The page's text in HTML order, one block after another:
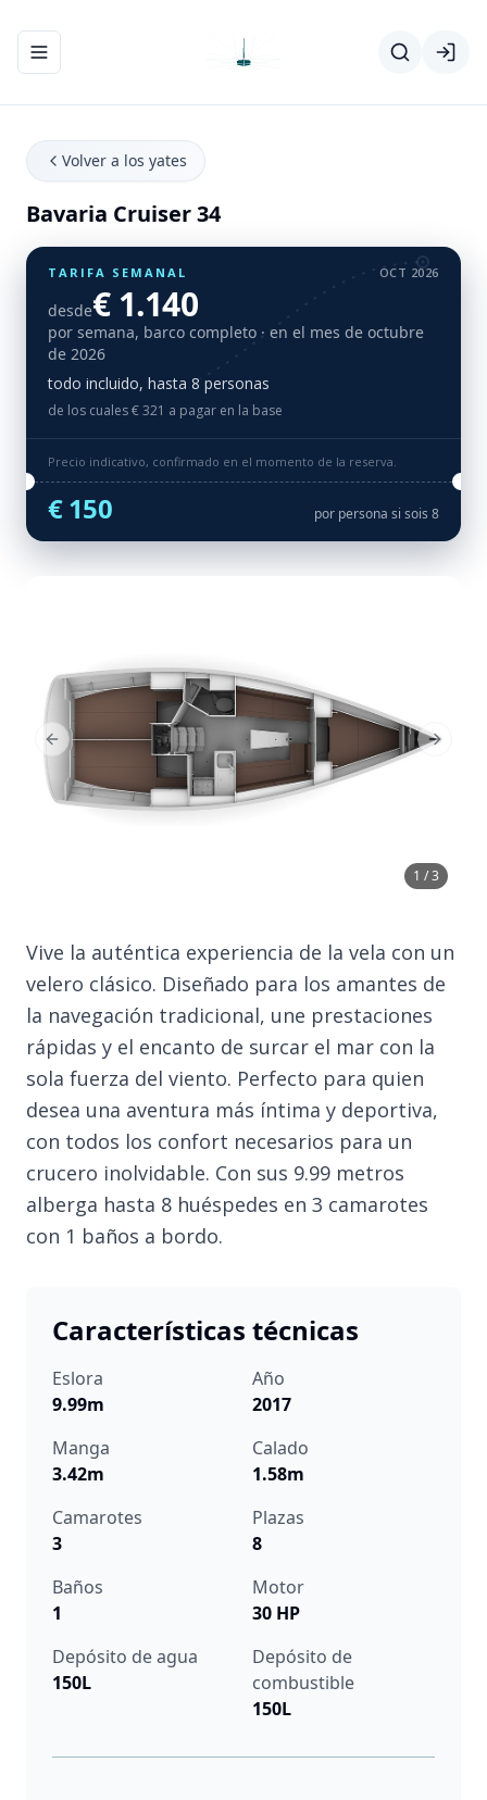
Abrir/cerrar el menú de navegación
Volver a los yates
Bavaria Cruiser 34
TARIFA SEMANAL OCT 2026
desde€ 1.140
por semana, barco completo · en el mes de octubre
de 2026
todo incluido, hasta 8 personas
de los cuales € 321 a pagar en la base
Precio indicativo, confirmado en el momento de la reserva.
€ 150 por persona si sois 8
1 / 3
Previous Slide Next
Vive la auténtica experiencia de la vela con un
velero clásico. Diseñado para los amantes de
la navegación tradicional, une prestaciones
rápidas y el encanto de surcar el mar con la
sola fuerza del viento. Perfecto para quien
desea una aventura más íntima y deportiva,
con todos los confort necesarios para un
crucero inolvidable. Con sus 9.99 metros
alberga hasta 8 huéspedes en 3 camarotes
con 1 baños a bordo.
Características técnicas
Eslora
9.99m
Año
2017
Manga
3.42m
Calado
1.58m
Camarotes
3
Plazas
8
Baños
1
Motor
30 HP
Depósito de agua
150L
Depósito de
combustible
150L